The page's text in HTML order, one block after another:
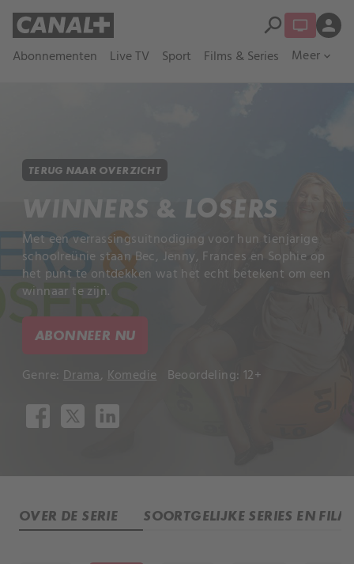
Abonnementen Live TV Sport Films & Series Meer expand_more
search person
TERUG NAAR OVERZICHT
WINNERS & LOSERS
Met een verrassingsuitnodiging voor hun tienjarige
schoolreünie staan Bec, Jenny, Frances en Sophie op
het punt te ontdekken wat het echt betekent om een
winnaar te zijn.
ABONNEER NU
Genre: Drama, Komedie Beoordeling: 12+
OVER DE SERIE SOORTGELIJKE SERIES EN